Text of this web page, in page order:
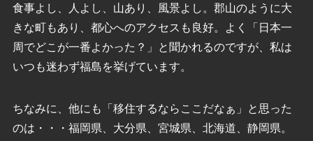
食事よし、人よし、山あり、風景よし。郡山のように大
きな町もあり、都心へのアクセスも良好。よく「日本一
周でどこが一番よかった？」と聞かれるのですが、私は
いつも迷わず福島を挙げています。
ちなみに、他にも「移住するならここだなぁ」と思った
のは・・・福岡県、大分県、宮城県、北海道、静岡県。